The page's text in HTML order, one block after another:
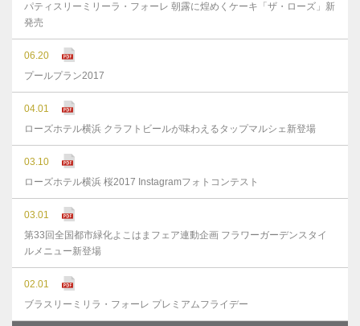
パティスリーミリーラ・フォーレ 朝露に煌めくケーキ「ザ・ローズ」新
発売
06.20
プールプラン2017
04.01
ローズホテル横浜 クラフトビールが味わえるタップマルシェ新登場
03.10
ローズホテル横浜 桜2017 Instagramフォトコンテスト
03.01
第33回全国都市緑化よこはまフェア連動企画 フラワーガーデンスタイ
ルメニュー新登場
02.01
ブラスリーミリラ・フォーレ プレミアムフライデー